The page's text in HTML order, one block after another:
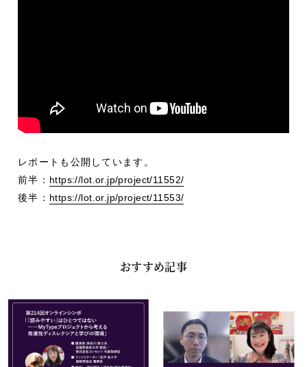
レポートも公開しています。
前半： https://lot.or.jp/project/11552/
後半： https://lot.or.jp/project/11553/
おすすめ記事